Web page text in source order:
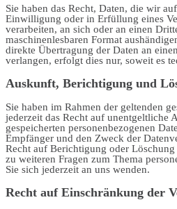
Sie haben das Recht, Daten, die wir
Einwilligung oder in Erfüllung eines
verarbeiten, an sich oder an einen
maschinenlesbaren Format
direkte Übertragung der Daten an
verlangen, erfolgt dies nur, soweit es
Auskunft, Berichtigung und
Sie haben im Rahmen der geltenden
jederzeit das Recht auf unentgeltliche
gespeicherten personenbezogenen
Empfänger und den Zweck der
Recht auf Berichtigung oder
zu weiteren Fragen zum Thema
Sie sich jederzeit an uns wenden.
Recht auf Einschränkung der